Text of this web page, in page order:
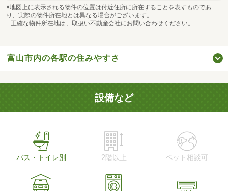
※地図上に表示される物件の位置は付近住所に所在することを表すものであ
り、実際の物件所在地とは異なる場合がございます。
正確な物件所在地は、取扱い不動産会社にお問い合わせください。
富山市内の各駅の住みやすさ
設備など
バス・トイレ別 2階以上 ペット相談可